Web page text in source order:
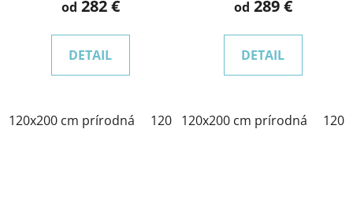
od 282 €
DETAIL
120x200 cm prírodná 120x200 cm morenie dub
od 289 €
DETAIL
120x200 cm prírodná